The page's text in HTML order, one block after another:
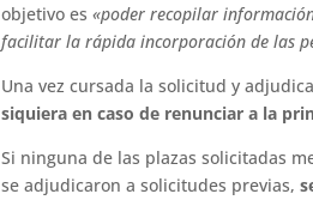
objetivo es«poder recopilar
facilitar la rápida incorporación de las
Una vez cursada la solicitud y
siquiera en caso de renunciar a la
Si ninguna de las plazas solicitadas
se adjudicaron a solicitudes previas,